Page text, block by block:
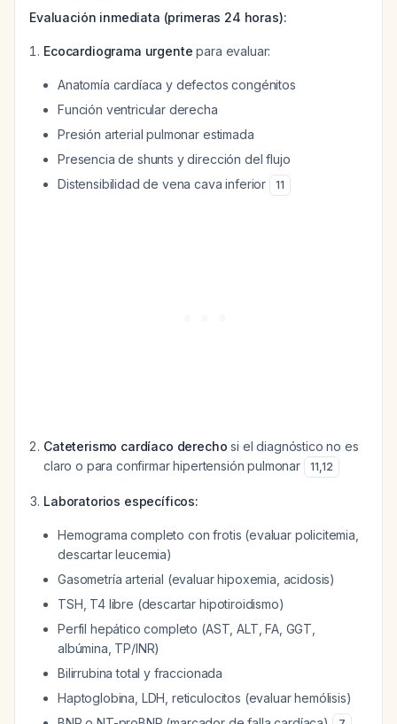
Evaluación inmediata (primeras 24 horas):
Ecocardiograma urgente para evaluar:
Anatomía cardíaca y defectos congénitos
Función ventricular derecha
Presión arterial pulmonar estimada
Presencia de shunts y dirección del flujo
Distensibilidad de vena cava inferior
11
Cateterismo cardíaco derecho si el diagnóstico no es
claro o para confirmar hipertensión pulmonar
11,12
Laboratorios específicos:
Hemograma completo con frotis (evaluar policitemia,
descartar leucemia)
Gasometría arterial (evaluar hipoxemia, acidosis)
TSH, T4 libre (descartar hipotiroidismo)
Perfil hepático completo (AST, ALT, FA, GGT,
albúmina, TP/INR)
Bilirrubina total y fraccionada
Haptoglobina, LDH, reticulocitos (evaluar hemólisis)